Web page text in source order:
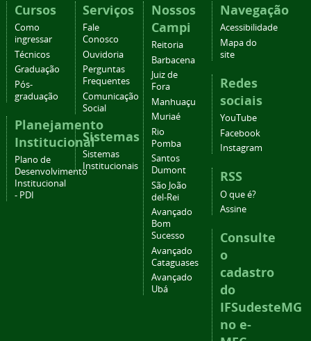
Cursos
Como
ingressar
Técnicos
Graduação
Pós-
graduação
Planejamento
Institucional
Plano de
Desenvolvimento
Institucional
- PDI
Serviços
Fale
Conosco
Ouvidoria
Perguntas
Frequentes
Comunicação
Social
Sistemas
Sistemas
Institucionais
Nossos
Campi
Reitoria
Barbacena
Juiz de
Fora
Manhuaçu
Muriaé
Rio
Pomba
Santos
Dumont
São João
del-Rei
Avançado
Bom
Sucesso
Avançado
Cataguases
Avançado
Ubá
Navegação
Acessibilidade
Mapa do
site
Redes
sociais
YouTube
Facebook
Instagram
RSS
O que é?
Assine
Consulte
o
cadastro
do
IFSudesteMG
no e-